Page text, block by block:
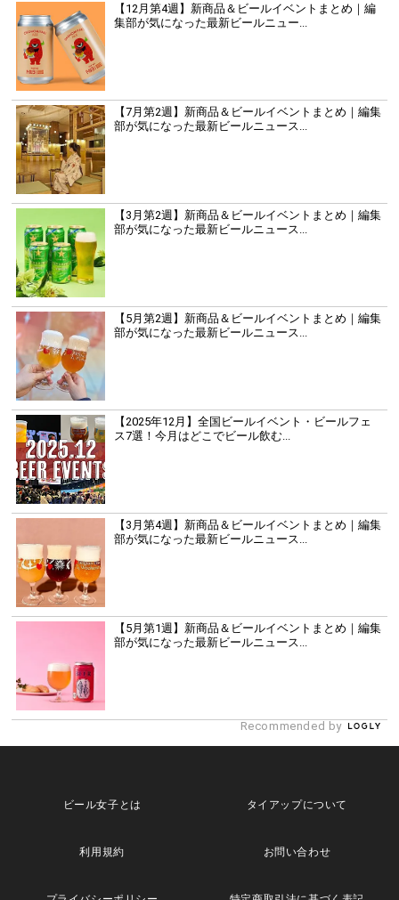
【12月第4週】新商品＆ビールイベントまとめ｜編
集部が気になった最新ビールニュー...
【7月第2週】新商品＆ビールイベントまとめ｜編集
部が気になった最新ビールニュース...
【3月第2週】新商品＆ビールイベントまとめ｜編集
部が気になった最新ビールニュース...
【5月第2週】新商品＆ビールイベントまとめ｜編集
部が気になった最新ビールニュース...
【2025年12月】全国ビールイベント・ビールフェ
ス7選！今月はどこでビール飲む...
【3月第4週】新商品＆ビールイベントまとめ｜編集
部が気になった最新ビールニュース...
【5月第1週】新商品＆ビールイベントまとめ｜編集
部が気になった最新ビールニュース...
Recommended by
ビール女子とは タイアップについて
利用規約 お問い合わせ